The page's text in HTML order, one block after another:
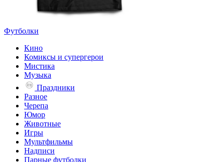
Футболки
Кино
Комиксы и супергерои
Мистика
Музыка
Праздники
Разное
Черепа
Юмор
Животные
Игры
Мультфильмы
Надписи
Парные футболки